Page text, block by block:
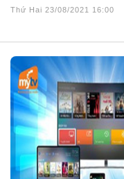
Thứ Hai 23/08/2021 16:00